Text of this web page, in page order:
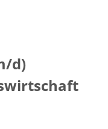
in enger
und
Kasse. Im
in.
d)